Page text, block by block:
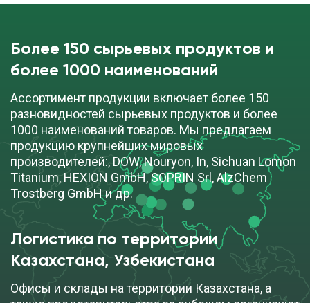
Более 150 сырьевых продуктов и
более 1000 наименований
Ассортимент продукции включает более 150
разновидностей сырьевых продуктов и более
1000 наименований товаров. Мы предлагаем
продукцию крупнейших мировых
производителей:, DOW, Nouryon, In, Sichuan Lomon
Titanium, HEXION GmbH, SOPRIN Srl, AlzChem
Trostberg GmbH и др.
Логистика по территории
Казахстана, Узбекистана
Офисы и склады на территории Казахстана, а